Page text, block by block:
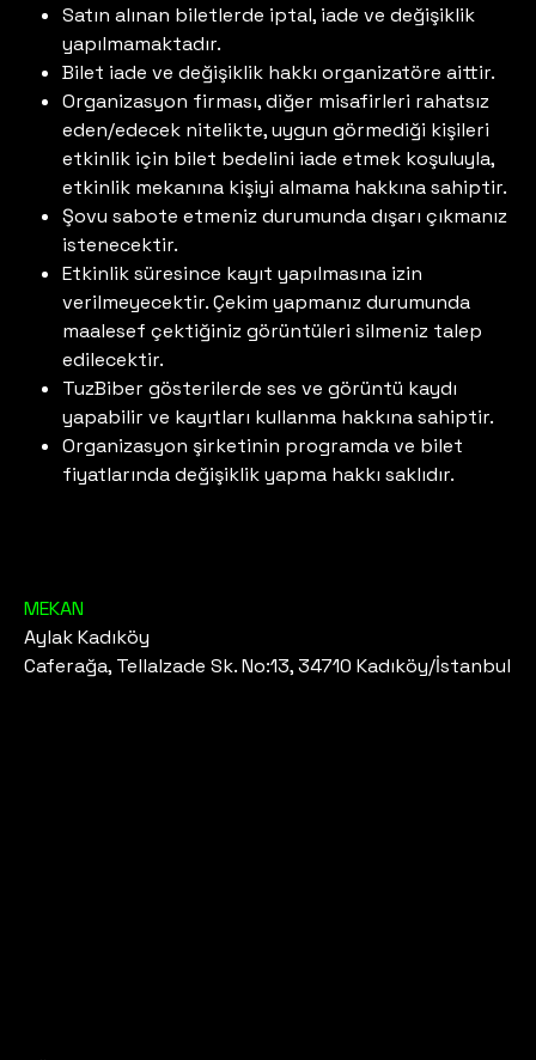
Satın alınan biletlerde iptal, iade ve değişiklik
yapılmamaktadır.
Bilet iade ve değişiklik hakkı organizatöre aittir.
Organizasyon firması, diğer misafirleri rahatsız
eden/edecek nitelikte, uygun görmediği kişileri
etkinlik için bilet bedelini iade etmek koşuluyla,
etkinlik mekanına kişiyi almama hakkına sahiptir.
Şovu sabote etmeniz durumunda dışarı çıkmanız
istenecektir.
Etkinlik süresince kayıt yapılmasına izin
verilmeyecektir. Çekim yapmanız durumunda
maalesef çektiğiniz görüntüleri silmeniz talep
edilecektir.
TuzBiber gösterilerde ses ve görüntü kaydı
yapabilir ve kayıtları kullanma hakkına sahiptir.
Organizasyon şirketinin programda ve bilet
fiyatlarında değişiklik yapma hakkı saklıdır.
MEKAN
Aylak Kadıköy
Caferağa, Tellalzade Sk. No:13, 34710 Kadıköy/İstanbul